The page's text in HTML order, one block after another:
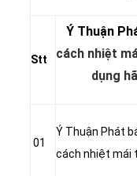
Stt
Ý Thuận
cách nhiệt
dụng
01
Ý Thuận Phát
cách nhiệt mái